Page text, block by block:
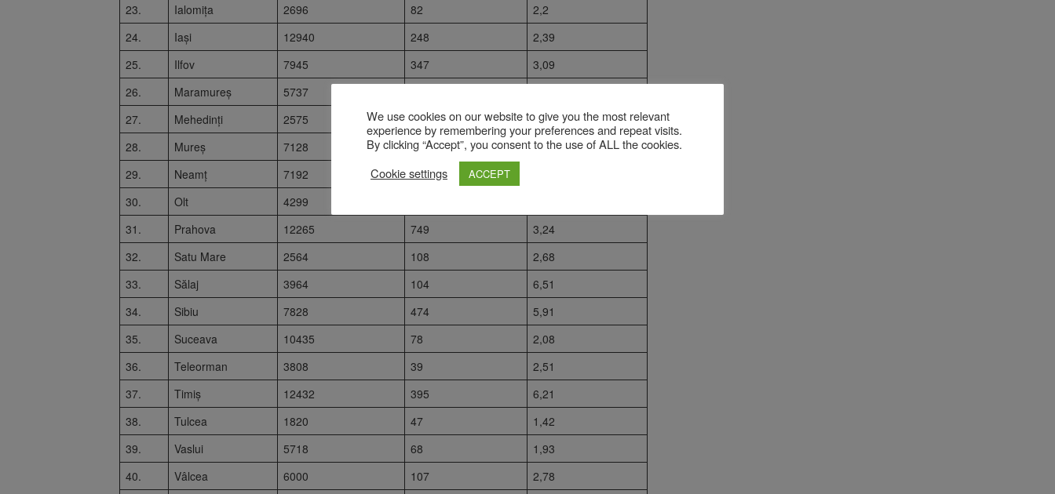
23.
Ialomița 2696 82
2,2
24.
Iași 12940 248
2,39
25.
Ilfov 7945 347
3,09
26.
Maramureș 5737
27.
Mehedinți 2575 77
1,94
28.
Mureș 7128 256
4,48
29.
Neamț 7192 213
30.
Olt 4299
31.
Prahova 12265 749
3,24
32.
Satu Mare 2564 108
2,68
33.
Sălaj 3964 104
6,51
34.
Sibiu 7828 474
5,91
35.
Suceava 10435 78
2,08
36.
Teleorman 3808 39
2,51
37.
Timiș 12432 395
6,21
38.
Tulcea 1820 47
1,42
39.
Vaslui 5718 68
1,93
40.
Vâlcea 6000 107
2,78
We use cookies on our website to give you the most relevant
experience by remembering your preferences and repeat visits.
By clicking “Accept”, you consent to the use of ALL the cookies.
Cookie settings
ACCEPT